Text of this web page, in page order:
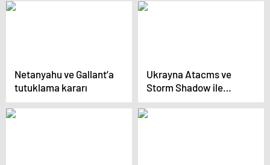
Netanyahu ve Gallant’a
tutuklama kararı
Ukrayna Atacms ve
Storm Shadow ile
Rusya’ya Saldırıyor